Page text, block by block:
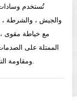
تُستخدم
والجيش ، والشرطة ،
ومقاومة التأثيرات للعمليات السرية عبر التضاريس الوعرة.